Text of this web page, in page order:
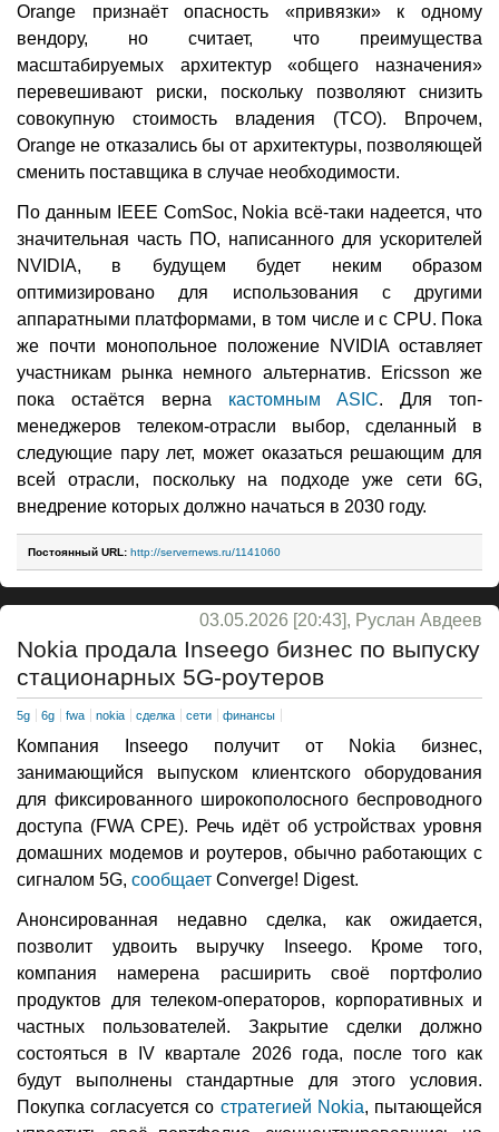
Orange признаёт опасность «привязки» к одному
вендору, но считает, что преимущества
масштабируемых архитектур «общего назначения»
перевешивают риски, поскольку позволяют снизить
совокупную стоимость владения (TCO). Впрочем,
Orange не отказались бы от архитектуры, позволяющей
сменить поставщика в случае необходимости.
По данным IEEE ComSoc, Nokia всё-таки надеется, что
значительная часть ПО, написанного для ускорителей
NVIDIA, в будущем будет неким образом
оптимизировано для использования с другими
аппаратными платформами, в том числе и с CPU. Пока
же почти монопольное положение NVIDIA оставляет
участникам рынка немного альтернатив. Ericsson же
пока остаётся верна кастомным ASIC. Для топ-
менеджеров телеком-отрасли выбор, сделанный в
следующие пару лет, может оказаться решающим для
всей отрасли, поскольку на подходе уже сети 6G,
внедрение которых должно начаться в 2030 году.
Постоянный URL: http://servernews.ru/1141060
03.05.2026 [20:43], Руслан Авдеев
Nokia продала Inseego бизнес по выпуску
стационарных 5G-роутеров
5g 6g fwa nokia сделка сети финансы
Компания Inseego получит от Nokia бизнес,
занимающийся выпуском клиентского оборудования
для фиксированного широкополосного беспроводного
доступа (FWA CPE). Речь идёт об устройствах уровня
домашних модемов и роутеров, обычно работающих с
сигналом 5G, сообщает Converge! Digest.
Анонсированная недавно сделка, как ожидается,
позволит удвоить выручку Inseego. Кроме того,
компания намерена расширить своё портфолио
продуктов для телеком-операторов, корпоративных и
частных пользователей. Закрытие сделки должно
состояться в IV квартале 2026 года, после того как
будут выполнены стандартные для этого условия.
Покупка согласуется со стратегией Nokia, пытающейся